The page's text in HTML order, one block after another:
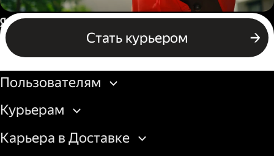
Пеший курьер
Стать курьером
Россия
Бизнесу
Пользователям
Курьерам
Карьера в Доставке